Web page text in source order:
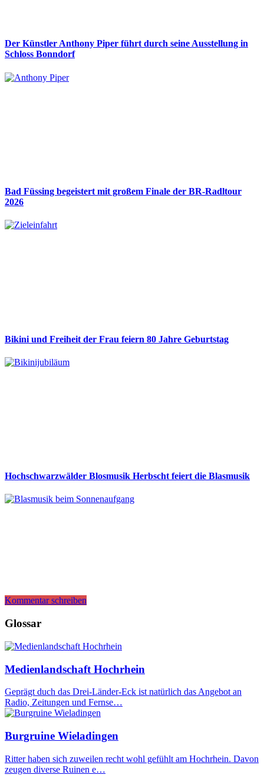
Der Künstler Anthony Piper führt durch seine Ausstellung in
Schloss Bonndorf
Bad Füssing begeistert mit großem Finale der BR-Radltour
2026
Bikini und Freiheit der Frau feiern 80 Jahre Geburtstag
Hochschwarzwälder Blosmusik Herbscht feiert die Blasmusik
Kommentar schreiben
Glossar
Medienlandschaft Hochrhein
Geprägt duch das Drei-Länder-Eck ist natürlich das Angebot an
Radio, Zeitungen und Fernse…
Burgruine Wieladingen
Ritter haben sich zuweilen recht wohl gefühlt am Hochrhein. Davon
zeugen diverse Ruinen e…